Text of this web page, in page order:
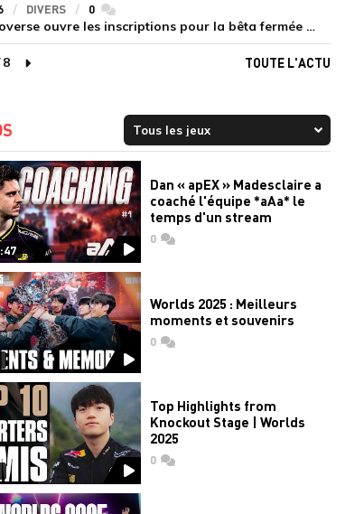
DIVERS 0commentaires
HoYoverse ouvre les inscriptions pour la bêta fermée de Honkai : Nexus Anima
8
page suivante
TOUTE L'ACTU
Dan « apEX » Madesclaire a
coaché l'équipe *aAa* le
temps d'un stream
0commentaires
Worlds 2025 : Meilleurs
moments et souvenirs
0commentaires
Top Highlights from
Knockout Stage | Worlds
2025
0commentaires